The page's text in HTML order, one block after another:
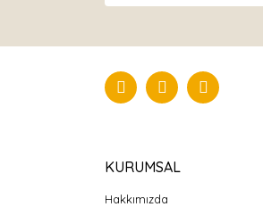
KURUMSAL
Hakkımızda